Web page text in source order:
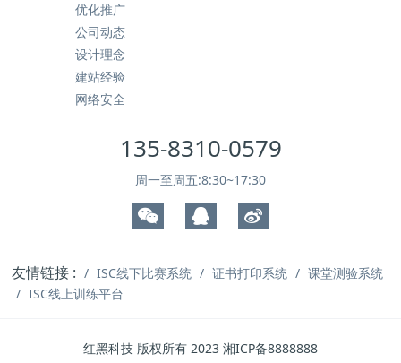
优化推广
公司动态
设计理念
建站经验
网络安全
135-8310-0579
周一至周五:8:30~17:30
友情链接 : ISC线下比赛系统 证书打印系统
课堂测验系统
ISC线上训练平台
红黑科技 版权所有 2023 湘ICP备8888888